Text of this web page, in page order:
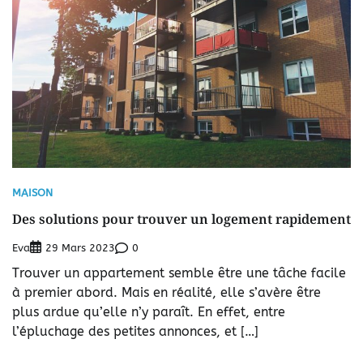
MAISON
Des solutions pour trouver un logement rapidement
Eva 29 Mars 2023 0
Trouver un appartement semble être une tâche facile
à premier abord. Mais en réalité, elle s’avère être
plus ardue qu’elle n’y paraît. En effet, entre
l’épluchage des petites annonces, et […]